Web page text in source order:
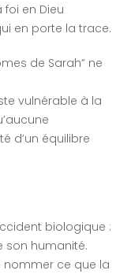
en Dieu
en porte la trace.
de Sarah” ne
vulnérable à la
d’un équilibre
biologique :
son humanité.
nommer ce que la